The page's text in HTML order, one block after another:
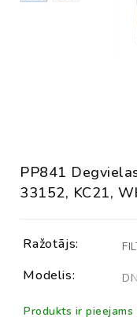
PP841
33152, KC21,
Ražotājs:
Modelis:
Produkts ir